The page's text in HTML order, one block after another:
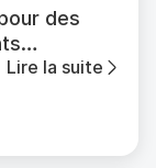
des
Lire la suite